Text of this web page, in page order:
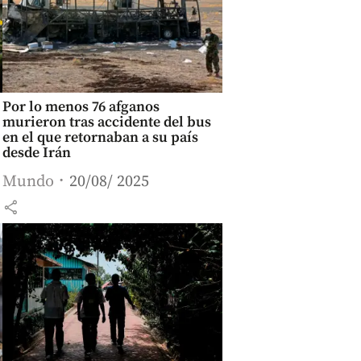
Por lo menos 76 afganos
murieron tras accidente del bus
en el que retornaban a su país
desde Irán
Mundo 20/08/ 2025
share